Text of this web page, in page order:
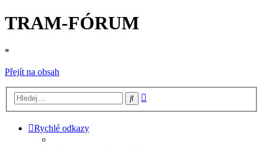
TRAM-FÓRUM
*
Přejít na obsah
Hledat
Rychlé odkazy